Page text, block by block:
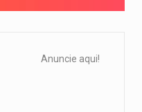
Anuncie aqui!